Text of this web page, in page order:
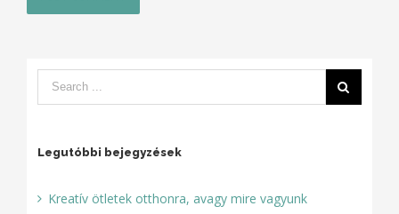
Legutóbbi bejegyzések
Kreatív ötletek otthonra, avagy mire vagyunk